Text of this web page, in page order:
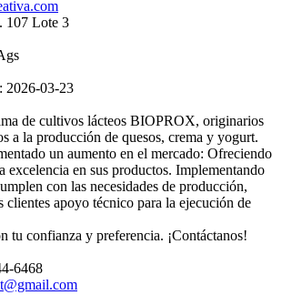
107 Lote 3
2026-03-23
de cultivos lácteos BIOPROX, originarios
a la producción de quesos, crema y yogurt.
un aumento en el mercado: Ofreciendo
excelencia en sus productos. Implementando
con las necesidades de producción,
clientes apoyo técnico para la ejecución de
tu confianza y preferencia. ¡Contáctanos!
6468